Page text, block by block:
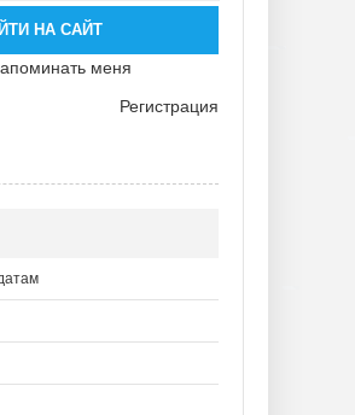
НА САЙТ
меня
Регистрация